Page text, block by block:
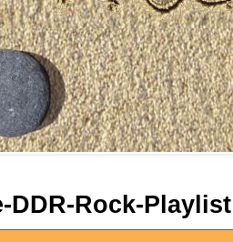
DDR-Rock-